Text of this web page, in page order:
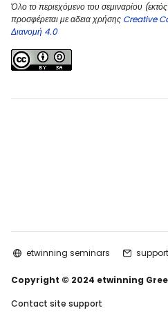
Όλο το περιεχόμενο του σεμιναρίου
προσφέρεται με αδεια χρήσης Creative
Διανομή 4.0
etwinning seminars
Copyright © 2024 etwinning
Contact site support